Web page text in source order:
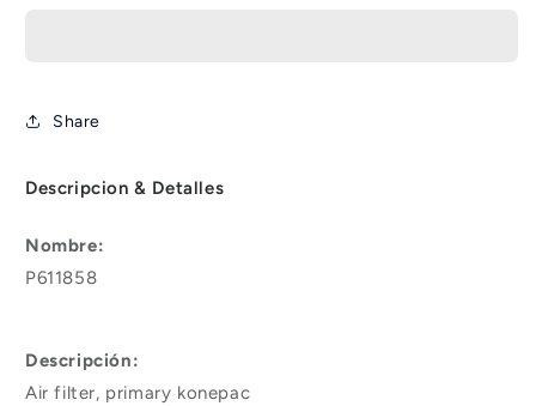
Share
Descripcion & Detalles
Nombre:
P611858
Descripción:
Air filter, primary konepac